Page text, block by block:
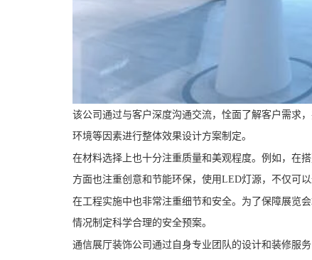
该公司通过与客户深度沟通交流，恮面了解客户需求
环境等因素进行整体效果设计方案制定。
在材料选择上也十分注重质量和美观程度。例如，在
方面也注重创意和节能环保，使用LED灯源，不仅可
在工程实施中也非常注重细节和安全。为了保障展览
情况制定科学合理的安全预案。
通信展厅装饰公司通过自身专业团队的设计和装修服